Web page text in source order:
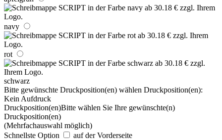
navy
rot
schwarz
Bitte gewünschte Druckposition(en) wählen Druckposition(en):
Kein Aufdruck
Druckposition(en)Bitte wählen Sie Ihre gewünschte(n)
Druckposition(en)
(Mehrfachauswahl möglich)
Schnellste Option
auf der Vorderseite